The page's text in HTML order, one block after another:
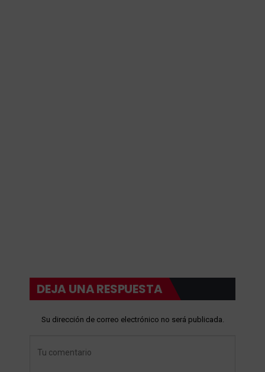
DEJA UNA RESPUESTA
Su dirección de correo electrónico no será publicada.